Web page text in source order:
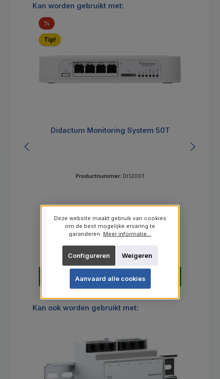
Productgalerij overslaan
Kan worden gebruikt met:
%Korting
Tip!
Didactum Monitoring System 50T
Productnummer: DI12001
Verkoopprijs:
€ 290,00 € 359,00
Prijzen excl. BTW en excl. verzendkosten
In de winkelmand
Productgalerij overslaan
Kan ook worden gebruikt met:
Deze website maakt gebruik van cookies
om de best mogelijke ervaring te
garanderen. Meer informatie...
Weigeren
Configureren
Aanvaard alle cookies